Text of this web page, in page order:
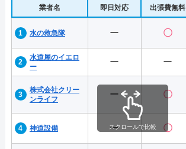
業者名 即日対応 出張費無料
水の救急隊 ー 〇
水道屋のイエロ
ー
ー ー
株式会社クリー
ンライフ
ー 〇
神道設備 ー 〇
スクロールで比較